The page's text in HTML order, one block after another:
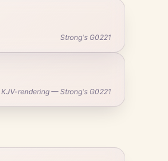
Strong's G0221
KJV-rendering — Strong's G0221